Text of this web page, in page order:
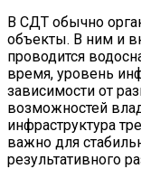
В СДТ обычно
объекты. В ним и
проводится
время, уровень
зависимости от
возможностей
инфраструктура
важно для
результативного